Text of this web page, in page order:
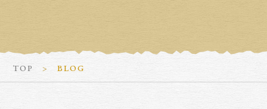
TOP BLOG